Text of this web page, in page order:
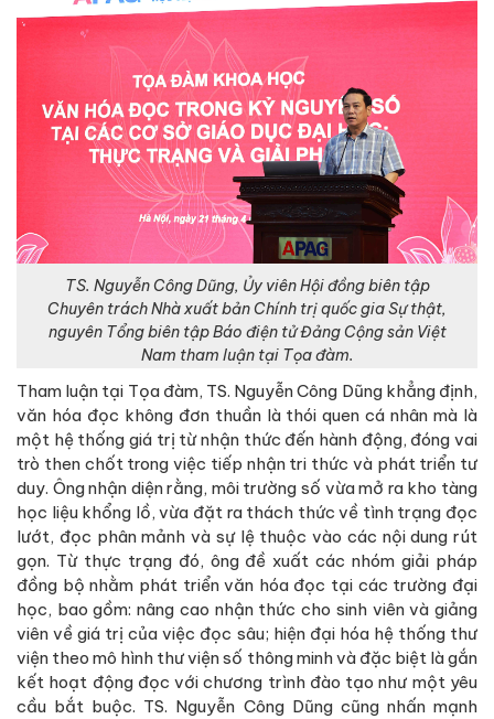
TS. Nguyễn Công Dũng, Ủy viên Hội đồng biên tập
Chuyên trách Nhà xuất bản Chính trị quốc gia Sự thật,
nguyên Tổng biên tập Báo điện tử Đảng Cộng sản Việt
Nam tham luận tại Tọa đàm.
Tham luận tại Tọa đàm, TS. Nguyễn Công Dũng khẳng định,
văn hóa đọc không đơn thuần là thói quen cá nhân mà là
một hệ thống giá trị từ nhận thức đến hành động, đóng vai
trò then chốt trong việc tiếp nhận tri thức và phát triển tư
duy. Ông nhận diện rằng, môi trường số vừa mở ra kho tàng
học liệu khổng lồ, vừa đặt ra thách thức về tình trạng đọc
lướt, đọc phân mảnh và sự lệ thuộc vào các nội dung rút
gọn. Từ thực trạng đó, ông đề xuất các nhóm giải pháp
đồng bộ nhằm phát triển văn hóa đọc tại các trường đại
học, bao gồm: nâng cao nhận thức cho sinh viên và giảng
viên về giá trị của việc đọc sâu; hiện đại hóa hệ thống thư
viện theo mô hình thư viện số thông minh và đặc biệt là gắn
kết hoạt động đọc với chương trình đào tạo như một yêu
cầu bắt buộc. TS. Nguyễn Công Dũng cũng nhấn mạnh